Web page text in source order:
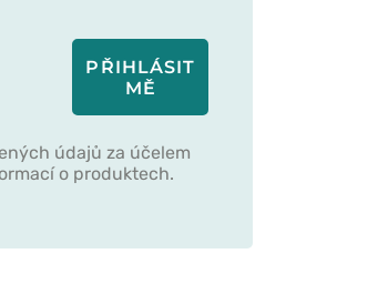
PŘIHLÁSIT
MĚ
údajů za účelem
o produktech.